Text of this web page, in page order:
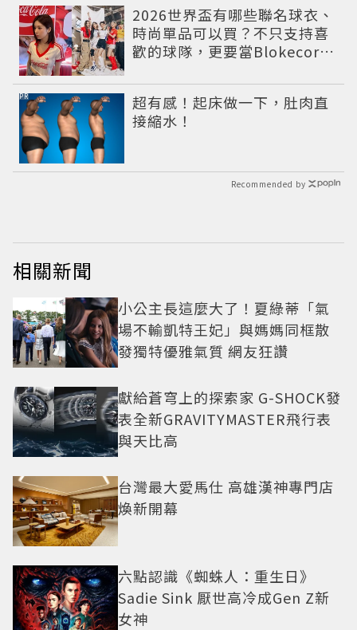
2026世界盃有哪些聯名球衣、
時尚單品可以買？不只支持喜
歡的球隊，更要當Blokecore
超有感！起床做一下，肚肉直
接縮水！
PR
Recommended by
相關新聞
小公主長這麼大了！夏綠蒂「氣
場不輸凱特王妃」與媽媽同框散
發獨特優雅氣質 網友狂讚
獻給蒼穹上的探索家 G-SHOCK發
表全新GRAVITYMASTER飛行表
與天比高
台灣最大愛馬仕 高雄漢神專門店
煥新開幕
六點認識《蜘蛛人：重生日》
Sadie Sink 厭世高冷成Gen Z新
女神